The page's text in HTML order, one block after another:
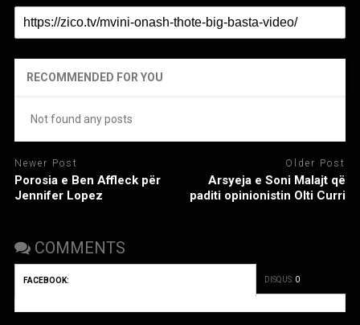
RECOMMENDED FOR YOU
Not found any posts
Newer Post
Porosia e Ben Affleck për
Jennifer Lopez
Older Post
Arsyeja e Soni Malajt që
paditi opinionistin Olti Curri
COMMENTS
FACEBOOK: DISQUS: 0